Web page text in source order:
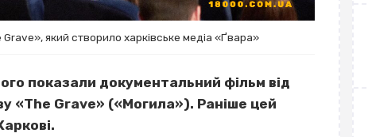
який створило харківське медіа «Ґвара»
показали документальний фільм від
«The Grave» («Могила»). Раніше цей